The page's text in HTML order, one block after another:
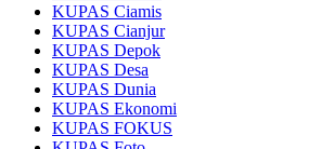
KUPAS Ciamis
KUPAS Cianjur
KUPAS Depok
KUPAS Desa
KUPAS Dunia
KUPAS Ekonomi
KUPAS FOKUS